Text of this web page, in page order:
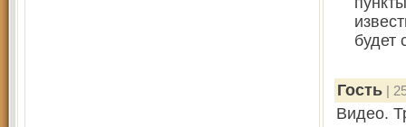
будет
Гость |
Видео.